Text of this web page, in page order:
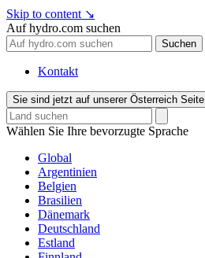
Skip to content ↘
Auf hydro.com suchen
Suchen
Kontakt
Sie sind jetzt auf unserer Österreich Seite
Wählen Sie Ihre bevorzugte Sprache
Global
Argentinien
Belgien
Brasilien
Dänemark
Deutschland
Estland